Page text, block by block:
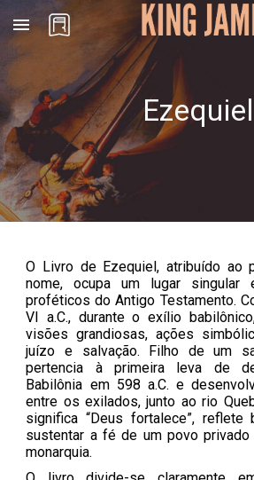
Skip to main content
Ezequiel
O Livro de Ezequiel, atribuído ao
nome, ocupa um lugar singular
proféticos do Antigo Testamento.
VI a.C., durante o exílio
visões grandiosas, ações
juízo e salvação. Filho de um
pertencia à primeira leva de
Babilônia em 598 a.C. e
entre os exilados, junto ao rio
significa “Deus fortalece”,
sustentar a fé de um povo
monarquia.